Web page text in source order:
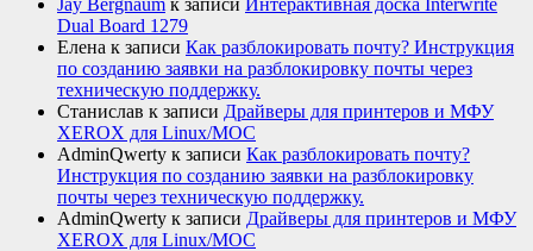
Dual Board 1279
Елена к записи Как разблокировать почту? Инструкция
по созданию заявки на разблокировку почты через
техническую поддержку.
Станислав к записи Драйверы для принтеров и МФУ
XEROX для Linux/МОС
AdminQwerty к записи Как разблокировать почту?
Инструкция по созданию заявки на разблокировку
почты через техническую поддержку.
AdminQwerty к записи Драйверы для принтеров и МФУ
XEROX для Linux/МОС